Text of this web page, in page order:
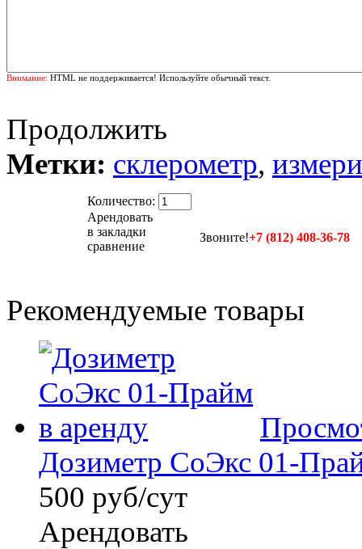
Внимание: HTML не поддерживается! Используйте обычный текст.
Продолжить
Метки: склерометр,
Количество:
Арендовать
в закладки
сравнение
Звоните!+7 (812) 408-36-78
Рекомендуемые товары
Дозиметр СоЭкс 01-
500 руб/сут
Арендовать